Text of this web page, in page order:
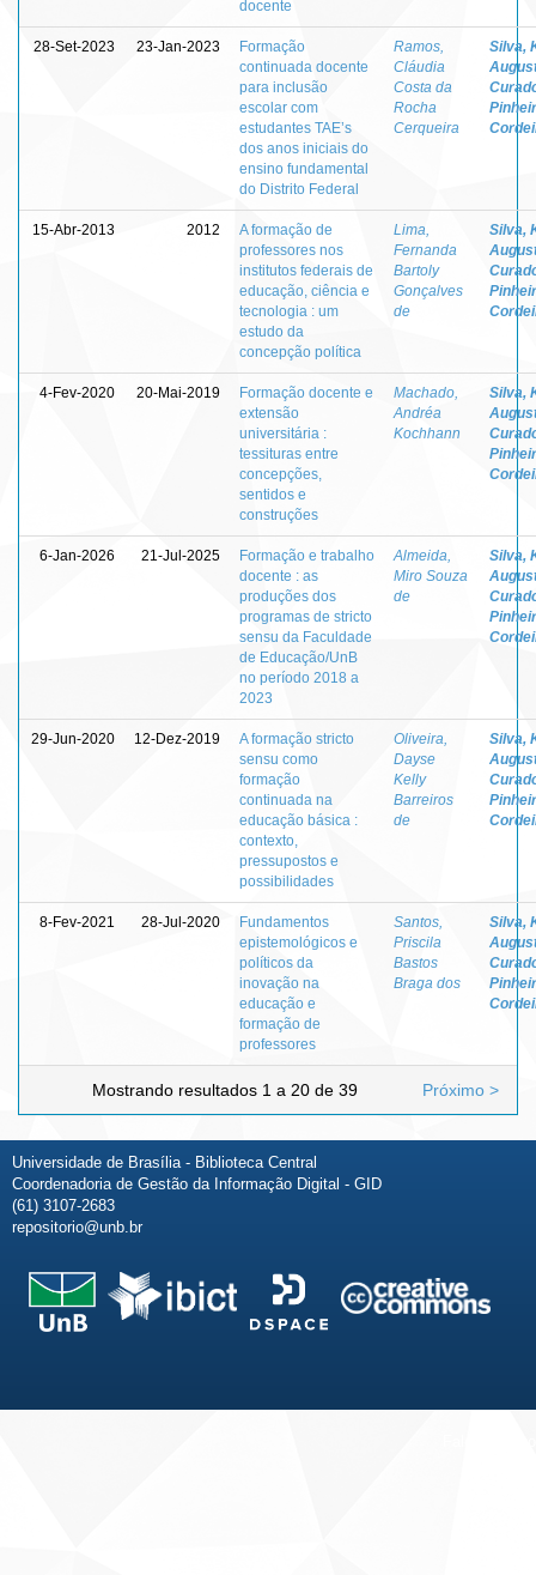
docente
28-Set-2023 23-Jan-2023
Formação
continuada docente
para inclusão
escolar com
estudantes TAE’s
dos anos iniciais do
ensino fundamental
do Distrito Federal
Ramos,
Cláudia
Costa da
Rocha
Cerqueira
Silva,
15-Abr-2013 2012
A formação de
professores nos
institutos federais de
educação, ciência e
tecnologia : um
estudo da
concepção política
Lima,
Fernanda
Bartoly
Gonçalves
de
Silva,
4-Fev-2020 20-Mai-2019
Formação docente e
extensão
universitária :
tessituras entre
concepções,
sentidos e
construções
Machado,
Andréa
Kochhann
Silva,
6-Jan-2026 21-Jul-2025
Formação e trabalho
docente : as
produções dos
programas de stricto
sensu da Faculdade
de Educação/UnB
no período 2018 a
2023
Almeida,
Miro Souza
de
Silva,
29-Jun-2020 12-Dez-2019
A formação stricto
sensu como
formação
continuada na
educação básica :
contexto,
pressupostos e
possibilidades
Oliveira,
Dayse
Kelly
Barreiros
de
Silva,
8-Fev-2021 28-Jul-2020
Fundamentos
epistemológicos e
políticos da
inovação na
educação e
formação de
professores
Santos,
Priscila
Bastos
Braga dos
Silva,
Mostrando resultados 1 a 20 de 39 Próximo >
Universidade de Brasília - Biblioteca Central
Coordenadoria de Gestão da Informação Digital - GID
(61) 3107-2683
repositorio@unb.br